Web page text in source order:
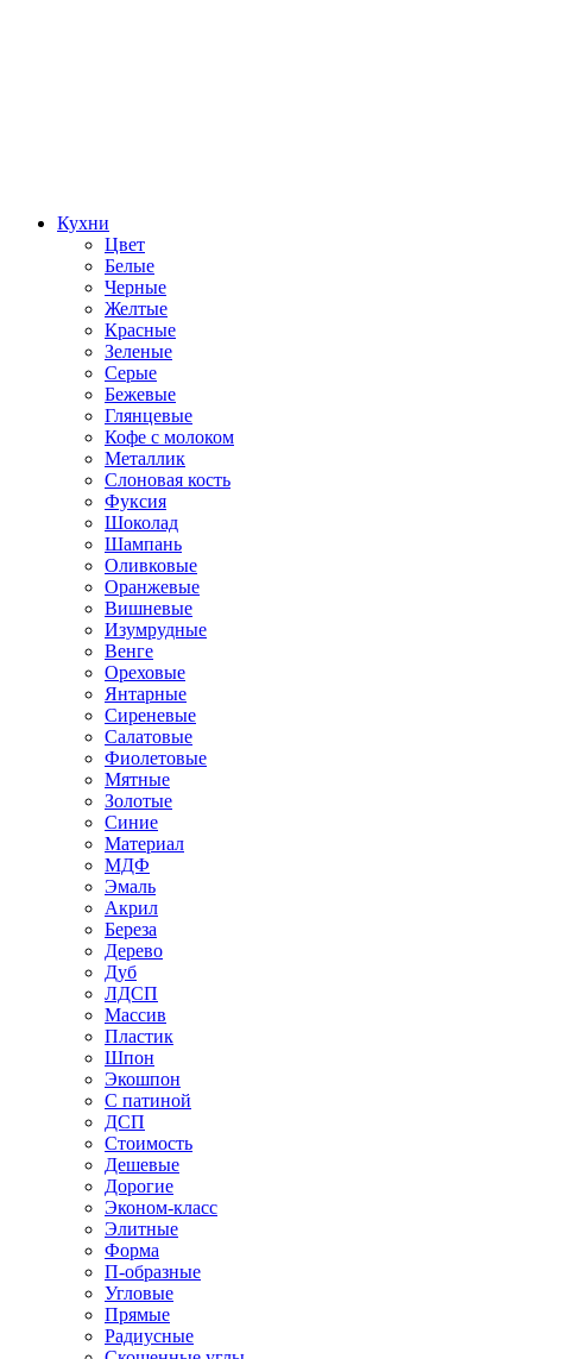
Кухни
Цвет
Белые
Черные
Желтые
Красные
Зеленые
Серые
Бежевые
Глянцевые
Кофе с молоком
Металлик
Слоновая кость
Фуксия
Шоколад
Шампань
Оливковые
Оранжевые
Вишневые
Изумрудные
Венге
Ореховые
Янтарные
Сиреневые
Салатовые
Фиолетовые
Мятные
Золотые
Синие
Материал
МДФ
Эмаль
Акрил
Береза
Дерево
Дуб
ЛДСП
Массив
Пластик
Шпон
Экошпон
С патиной
ДСП
Стоимость
Дешевые
Дорогие
Эконом-класс
Элитные
Форма
П-образные
Угловые
Прямые
Радиусные